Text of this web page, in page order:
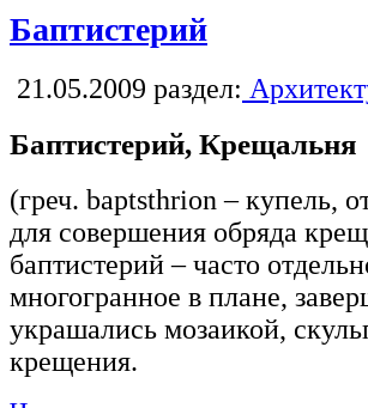
Баптистерий
21.05.2009 раздел:
Баптистерий, Крещальня
(греч. baptsthrion – купель,
для совершения обряда
баптистерий – часто
многогранное в плане,
украшались мозаикой,
крещения.